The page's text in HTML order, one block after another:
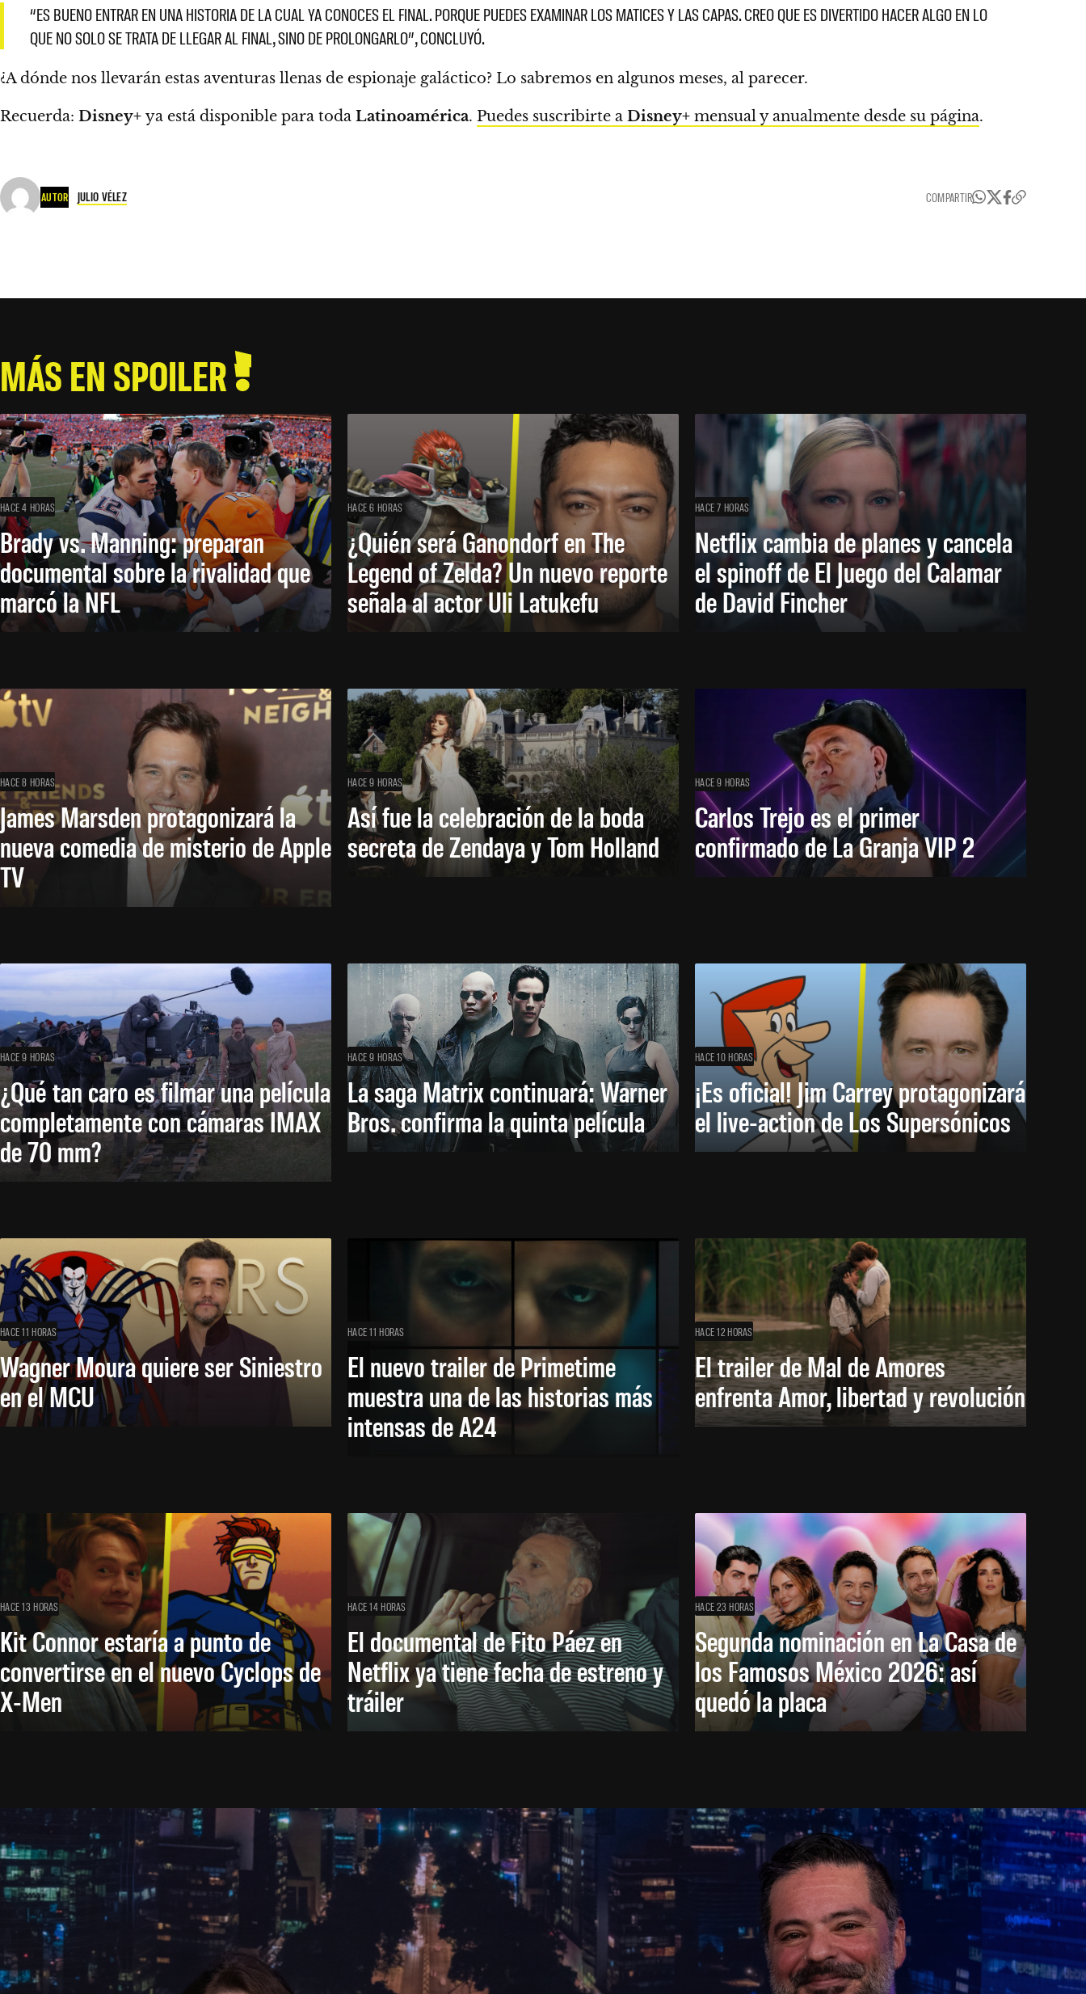
“ES BUENO ENTRAR EN UNA HISTORIA DE LA CUAL YA CONOCES EL FINAL. PORQUE PUEDES EXAMINAR LOS MATICES Y LAS CAPAS. CREO QUE ES DIVERTIDO HACER ALGO EN LO
QUE NO SOLO SE TRATA DE LLEGAR AL FINAL, SINO DE PROLONGARLO”, CONCLUYÓ.
¿A dónde nos llevarán estas aventuras llenas de espionaje galáctico? Lo sabremos en algunos meses, al parecer.
Recuerda: Disney+ ya está disponible para toda Latinoamérica. Puedes suscribirte a Disney+ mensual y anualmente desde su página.
AUTOR JULIO VÉLEZ COMPARTIR
MÁS EN SPOILER
HACE 4 HORAS
Brady vs. Manning: preparan
documental sobre la rivalidad que
marcó la NFL
HACE 6 HORAS
¿Quién será Ganondorf en The
Legend of Zelda? Un nuevo reporte
señala al actor Uli Latukefu
HACE 7 HORAS
Netflix cambia de planes y cancela
el spinoff de El Juego del Calamar
de David Fincher
HACE 8 HORAS
James Marsden protagonizará la
nueva comedia de misterio de Apple
TV
HACE 9 HORAS
Así fue la celebración de la boda
secreta de Zendaya y Tom Holland
HACE 9 HORAS
Carlos Trejo es el primer
confirmado de La Granja VIP 2
HACE 9 HORAS
¿Qué tan caro es filmar una película
completamente con cámaras IMAX
de 70 mm?
HACE 9 HORAS
La saga Matrix continuará: Warner
Bros. confirma la quinta película
HACE 10 HORAS
¡Es oficial! Jim Carrey protagonizará
el live-action de Los Supersónicos
HACE 11 HORAS
Wagner Moura quiere ser Siniestro
en el MCU
HACE 11 HORAS
El nuevo trailer de Primetime
muestra una de las historias más
intensas de A24
HACE 12 HORAS
El trailer de Mal de Amores
enfrenta Amor, libertad y revolución
HACE 13 HORAS
Kit Connor estaría a punto de
convertirse en el nuevo Cyclops de
X-Men
HACE 14 HORAS
El documental de Fito Páez en
Netflix ya tiene fecha de estreno y
tráiler
HACE 23 HORAS
Segunda nominación en La Casa de
los Famosos México 2026: así
quedó la placa